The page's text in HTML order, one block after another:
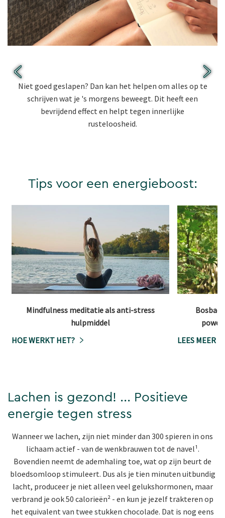
Niet goed geslapen? Dan kan het helpen om alles op te
schrijven wat je 's morgens beweegt. Dit heeft een
bevrijdend effect en helpt tegen innerlijke
rusteloosheid.
Tips voor een energieboost:
Mindfulness meditatie als anti-stress
hulpmiddel
HOE WERKT HET?
LEES MEER
Lachen is gezond! ... Positieve
energie tegen stress
Wanneer we lachen, zijn niet minder dan 300 spieren in ons
lichaam actief - van de wenkbrauwen tot de navel¹.
Bovendien neemt de ademhaling toe, wat op zijn beurt de
bloedsomloop stimuleert. Dus als je tien minuten uitbundig
lacht, produceer je niet alleen veel gelukshormonen, maar
verbrand je ook 50 calorieën² - en kun je jezelf trakteren op
het equivalent van twee stukken chocolade. Dat is nog eens